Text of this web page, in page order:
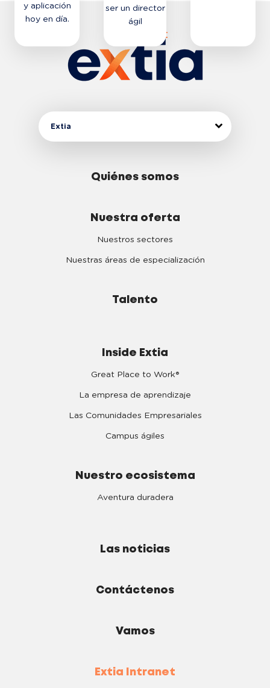
y aplicación
hoy en día.
DESCUBRA EL
ser un director
ágil
Extia
Quiénes somos
Nuestra oferta
Nuestros sectores
Nuestras áreas de especialización
Talento
Inside Extia
Great Place to Work®
La empresa de aprendizaje
Las Comunidades Empresariales
Campus ágiles
Nuestro ecosistema
Aventura duradera
Las noticias
Contáctenos
Vamos
Extia Intranet